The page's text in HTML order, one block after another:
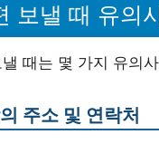
보낼 때 유의
때는 몇 가지 유의
주소 및 연락처